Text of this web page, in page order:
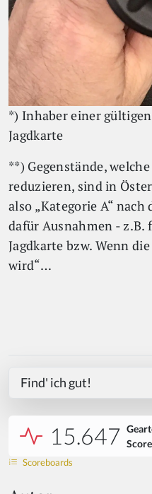
*) Inhaber einer
Jagdkarte
**) Gegenstände,
reduzieren, sind in
also „Kategorie A“ nach
dafür Ausnahmen -
Jagdkarte bzw. Wenn
wird“…
Find' ich gut!
15.647 Score
Scoreboards